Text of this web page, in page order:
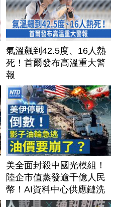
氣溫飆到42.5度、16人熱
死！首爾發布高溫重大警
報
美全面封殺中國光模組！
陸企市值蒸發逾千億人民
幣！AI資料中心供應鏈洗
牌？台灣喜迎轉單！成關